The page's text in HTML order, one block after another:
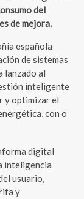
del
de mejora.
española
de sistemas
lanzado al
inteligente
y optimizar el
con o
digital
inteligencia
usuario,
y